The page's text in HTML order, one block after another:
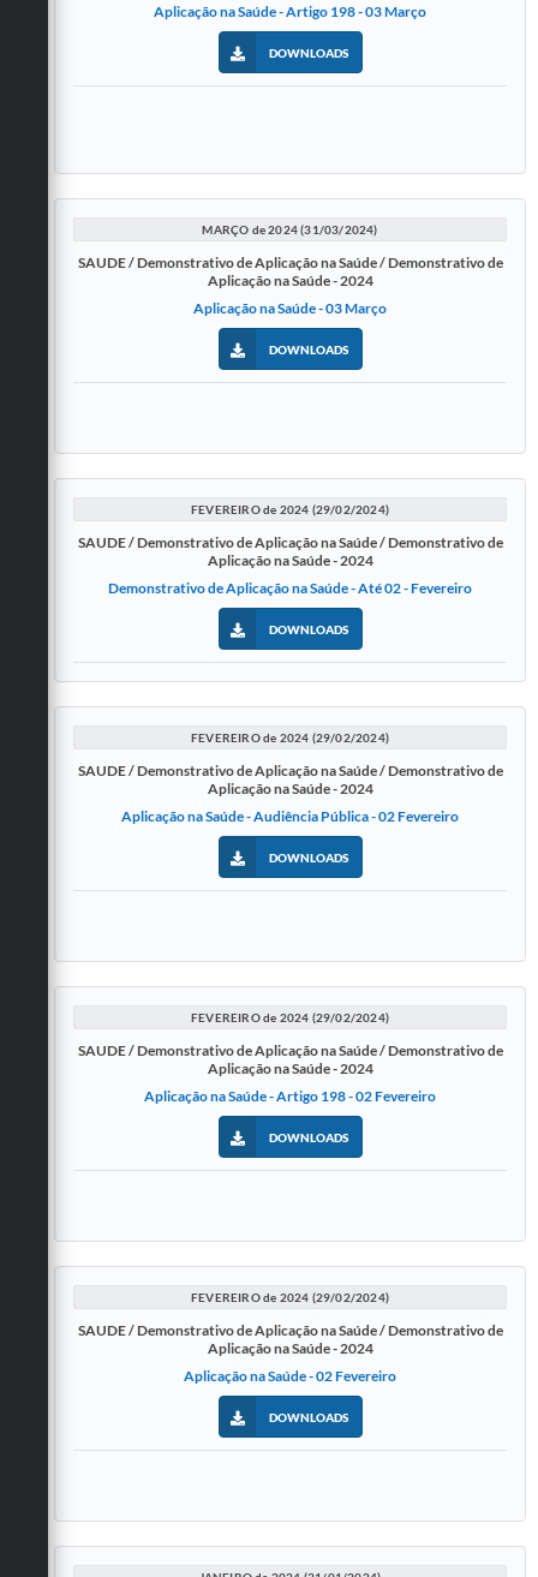
Aplicação na Saúde - Artigo 198 - 03 Março
DOWNLOADS
MARÇO de 2024 (31/03/2024)
SAUDE / Demonstrativo de Aplicação na Saúde / Demonstrativo de
Aplicação na Saúde - 2024
Aplicação na Saúde - 03 Março
DOWNLOADS
FEVEREIRO de 2024 (29/02/2024)
SAUDE / Demonstrativo de Aplicação na Saúde / Demonstrativo de
Aplicação na Saúde - 2024
Demonstrativo de Aplicação na Saúde - Até 02 - Fevereiro
DOWNLOADS
FEVEREIRO de 2024 (29/02/2024)
SAUDE / Demonstrativo de Aplicação na Saúde / Demonstrativo de
Aplicação na Saúde - 2024
Aplicação na Saúde - Audiência Pública - 02 Fevereiro
DOWNLOADS
FEVEREIRO de 2024 (29/02/2024)
SAUDE / Demonstrativo de Aplicação na Saúde / Demonstrativo de
Aplicação na Saúde - 2024
Aplicação na Saúde - Artigo 198 - 02 Fevereiro
DOWNLOADS
FEVEREIRO de 2024 (29/02/2024)
SAUDE / Demonstrativo de Aplicação na Saúde / Demonstrativo de
Aplicação na Saúde - 2024
Aplicação na Saúde - 02 Fevereiro
DOWNLOADS